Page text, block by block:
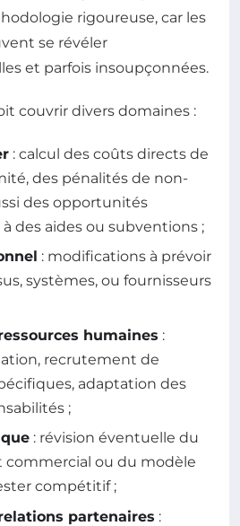
rigoureuse, car les
se révéler
et parfois insoupçonnées.
couvrir divers domaines :
: calcul des coûts directs de
des pénalités de non-
des opportunités
des aides ou subventions ;
: modifications à prévoir
systèmes, ou fournisseurs
humaines :
recrutement de
adaptation des
;
: révision éventuelle du
ou du modèle
compétitif ;
partenaires :